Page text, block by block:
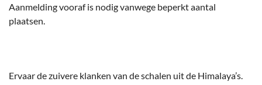
Aanmelding vooraf is nodig vanwege beperkt aantal
plaatsen.
Ervaar de zuivere klanken van de schalen uit de Himalaya’s.